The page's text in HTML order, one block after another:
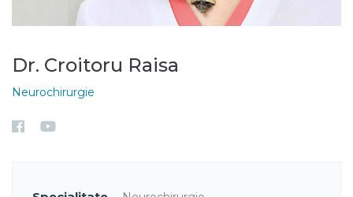
Dr. Croitoru Raisa
Neurochirurgie